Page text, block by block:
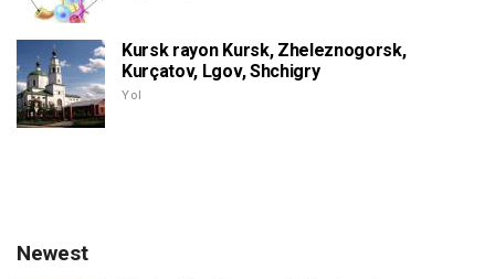
Kursk rayon Kursk, Zheleznogorsk,
Kurçatov, Lgov, Shchigry
Yol
Newest